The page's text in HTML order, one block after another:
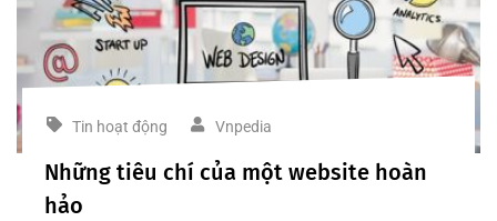
Tin hoạt động Vnpedia
Những tiêu chí của một website hoàn
hảo